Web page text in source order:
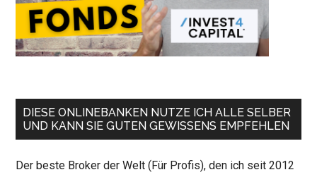
DIESE ONLINEBANKEN NUTZE ICH ALLE SELBER
UND KANN SIE GUTEN GEWISSENS EMPFEHLEN
Der beste Broker der Welt (Für Profis), den ich seit 2012